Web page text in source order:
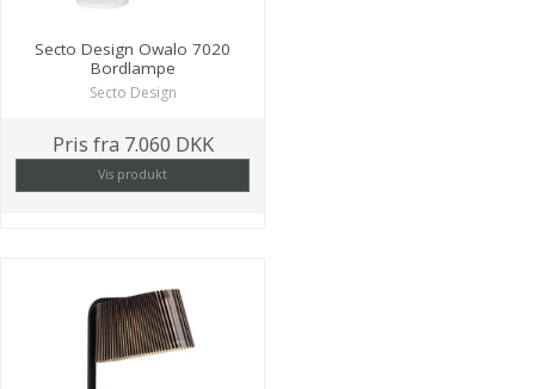
Secto Design Owalo 7020
Bordlampe
Secto Design
Pris fra 7.060 DKK
Vis produkt